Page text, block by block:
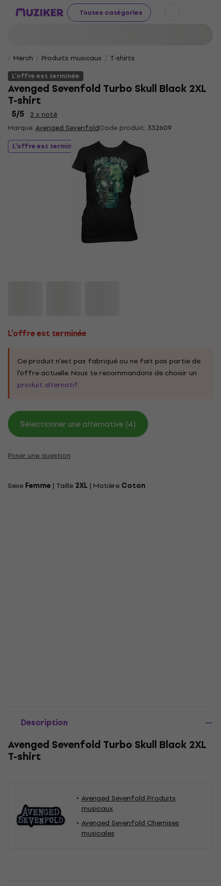
Toutes catégories
Merch Produits musicaux
T-shirts
L'offre est terminée
Avenged Sevenfold Turbo Skull Black 2XL
T-shirt
5/5
2 x noté
Marque:Avenged SevenfoldCode produit: 332609
L'offre est terminée
L'offre est terminée
Ce produit n'est pas fabriqué ou ne fait pas partie de
l'offre actuelle. Nous te recommandons de choisir un
produit alternatif.
Sélectionner une alternative (4)
Poser une question
Sexe Femme | Taille 2XL | Matière Coton
Description
Avenged Sevenfold Turbo Skull Black 2XL
T-shirt
Avenged Sevenfold Produits
musicaux
Avenged Sevenfold Chemises
musicales